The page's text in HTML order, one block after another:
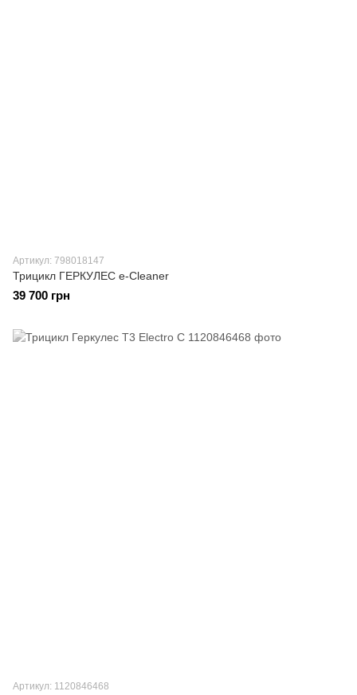
Артикул: 798018147
Трицикл ГЕРКУЛЕС e-Cleaner
39 700 грн
Артикул: 1120846468